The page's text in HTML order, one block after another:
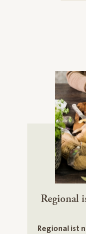
Regional
Regional ist